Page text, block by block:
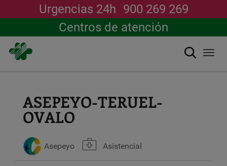
Urgencias 24h 900 269 269
Centros de atención
搜索
ASEPEYO-TERUEL-
OVALO
Asepeyo Asistencial